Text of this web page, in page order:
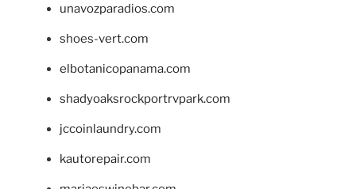
unavozparadios.com
shoes-vert.com
elbotanicopanama.com
shadyoaksrockportrvpark.com
jccoinlaundry.com
kautorepair.com